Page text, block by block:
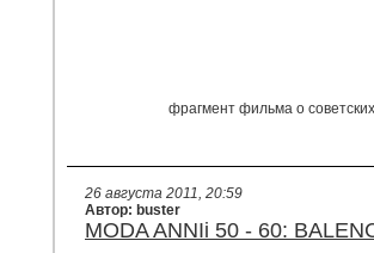
фрагмент фильма о
26 августа 2011, 20:59
Автор: buster
MODA ANNIi 50 - 60: